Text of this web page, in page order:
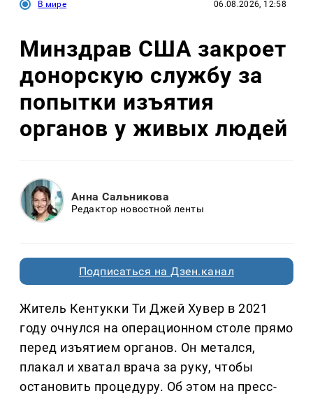
В мире 06.08.2026, 12:58
Минздрав США закроет
донорскую службу за
попытки изъятия
органов у живых людей
Анна Сальникова
Редактор новостной ленты
Подписаться на Дзен.канал
Житель Кентукки Ти Джей Хувер в 2021
году очнулся на операционном столе прямо
перед изъятием органов. Он метался,
плакал и хватал врача за руку, чтобы
остановить процедуру. Об этом на пресс-